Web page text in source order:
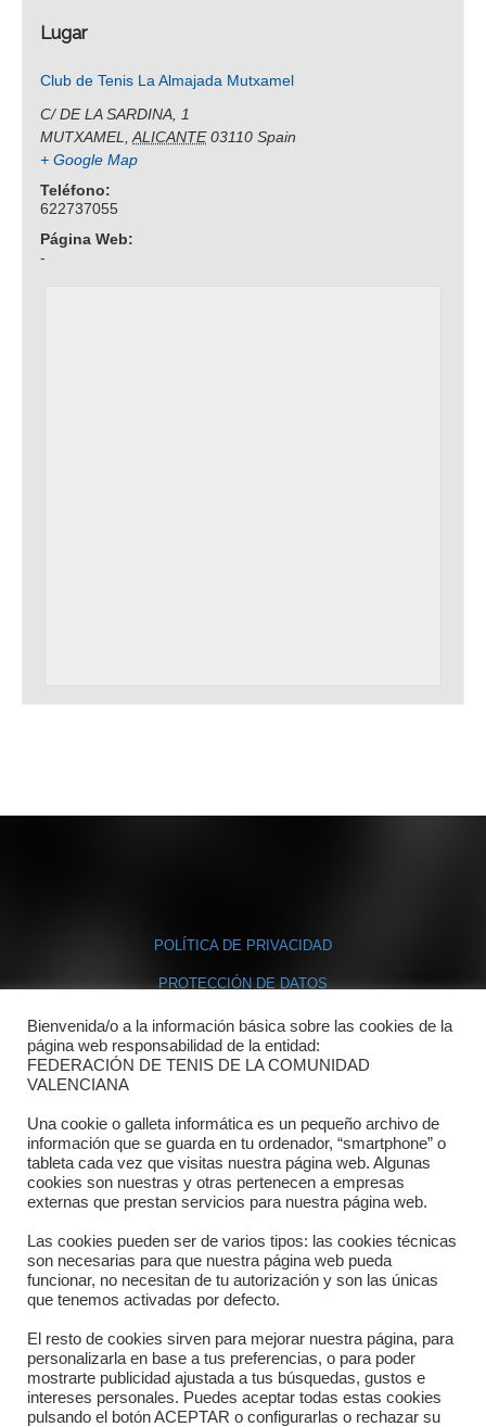
Lugar
Club de Tenis La Almajada Mutxamel
C/ DE LA SARDINA, 1
MUTXAMEL
ALICANTE 03110 Spain
+ Google Map
Teléfono:
622737055
Página Web:
-
POLÍTICA DE PRIVACIDAD
PROTECCIÓN DE DATOS
POLÍTICA DE COOKIES
Dónde estamos
Directorio departamentos
Horario
Formulario de contacto
Bienvenida/o a la información básica sobre las cookies de la
página web responsabilidad de la entidad:
FEDERACIÓN DE TENIS DE LA COMUNIDAD
VALENCIANA
Una cookie o galleta informática es un pequeño archivo de
información que se guarda en tu ordenador, “smartphone” o
tableta cada vez que visitas nuestra página web. Algunas
cookies son nuestras y otras pertenecen a empresas
externas que prestan servicios para nuestra página web.
Las cookies pueden ser de varios tipos: las cookies técnicas
son necesarias para que nuestra página web pueda
funcionar, no necesitan de tu autorización y son las únicas
que tenemos activadas por defecto.
El resto de cookies sirven para mejorar nuestra página, para
personalizarla en base a tus preferencias, o para poder
mostrarte publicidad ajustada a tus búsquedas, gustos e
intereses personales. Puedes aceptar todas estas cookies
pulsando el botón ACEPTAR o configurarlas o rechazar su